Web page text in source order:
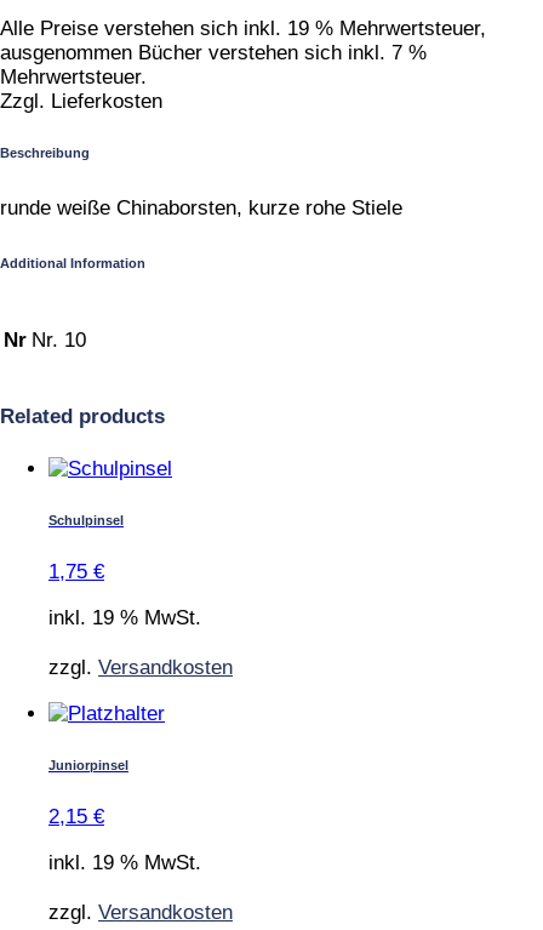
Alle Preise verstehen sich inkl. 19 % Mehrwertsteuer,
ausgenommen Bücher verstehen sich inkl. 7 %
Mehrwertsteuer.
Zzgl. Lieferkosten
Beschreibung
runde weiße Chinaborsten, kurze rohe Stiele
Additional Information
Nr Nr. 10
Related products
Schulpinsel
1,75 €
inkl. 19 % MwSt.
zzgl. Versandkosten
Juniorpinsel
2,15 €
inkl. 19 % MwSt.
zzgl. Versandkosten